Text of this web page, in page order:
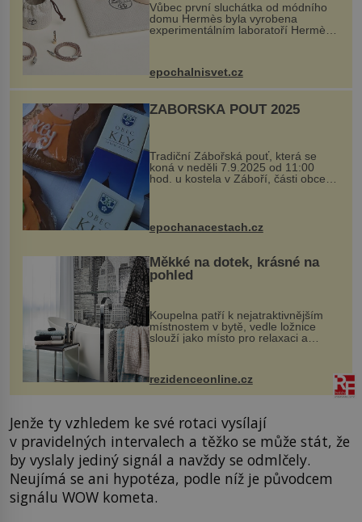
Vůbec první sluchátka od módního
domu Hermès byla vyrobena
experimentálním laboratoří Hermès
kovový...
epochalnisvet.cz
ZÁBOŘSKÁ POUŤ 2025
Tradiční Zábořská pouť, která se
koná v neděli 7.9.2025 od 11:00
hod. u kostela v Záboří, části obce
Kly u Mělníka. V programu naleznete
komentovanou prohlídku kostela,
epochanacestach.cz
Měkké na dotek, krásné na
pohled
Koupelna patří k nejatraktivnějším
místnostem v bytě, vedle ložnice
slouží jako místo pro relaxaci a
odpočinek. Koupelnový textil –
ručníky, osušky a koberečky –
proutku...
rezidenceonline.cz
Jenže ty vzhledem ke své rotaci vysílají
v pravidelných intervalech a těžko se může stát, že
by vyslaly jediný signál a navždy se odmlčely.
Neujímá se ani hypotéza, podle níž je původcem
signálu WOW kometa.